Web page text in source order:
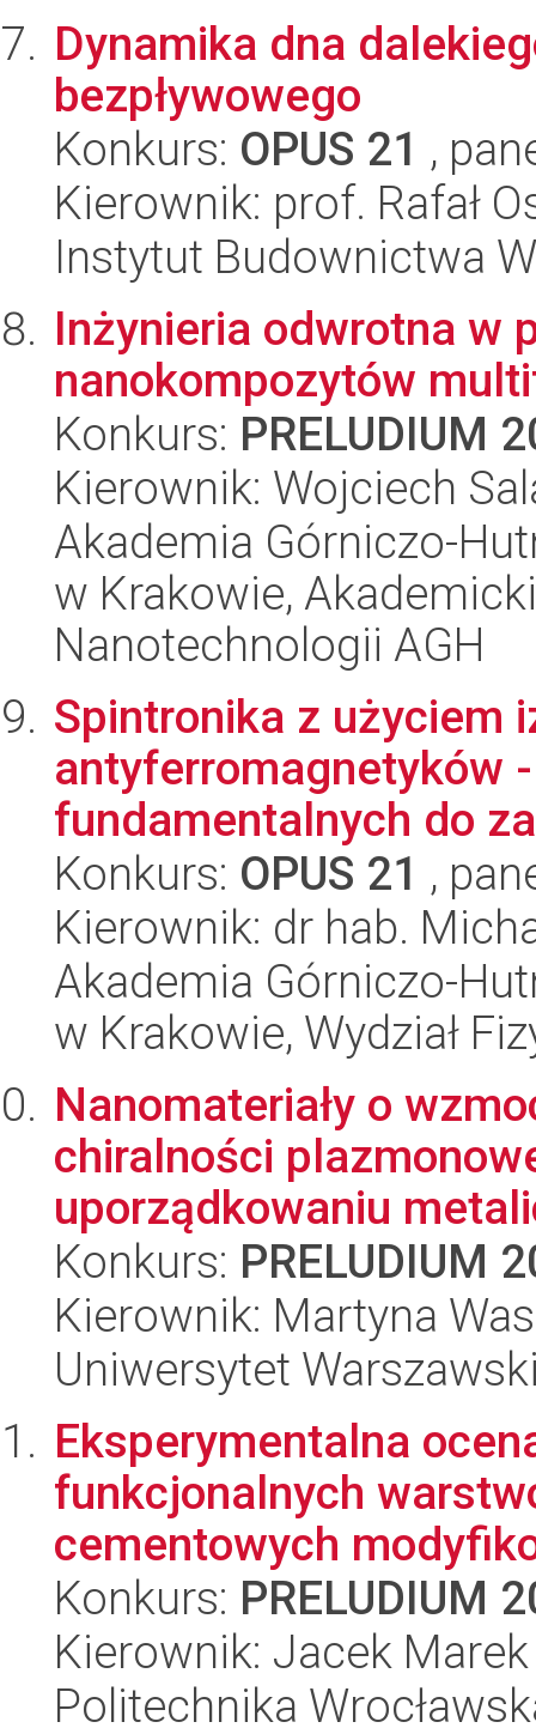
Dynamika dna
bezpływowego
Konkurs: OPUS 21 ,
Kierownik: prof. Rafał
Instytut Budownictwa
Inżynieria odwrotna w
nanokompozytów
Konkurs: PRELUDIUM
Kierownik: Wojciech
Akademia Górniczo-
w Krakowie,
Nanotechnologii AGH
Spintronika z użyciem
antyferromagnetyków
fundamentalnych do
Konkurs: OPUS 21 ,
Kierownik: dr hab.
Akademia Górniczo-
w Krakowie, Wydział
Nanomateriały o
chiralności
uporządkowaniu
Konkurs: PRELUDIUM
Kierownik: Martyna
Uniwersytet
Eksperymentalna
funkcjonalnych
cementowych
Konkurs: PRELUDIUM
Kierownik: Jacek
Politechnika